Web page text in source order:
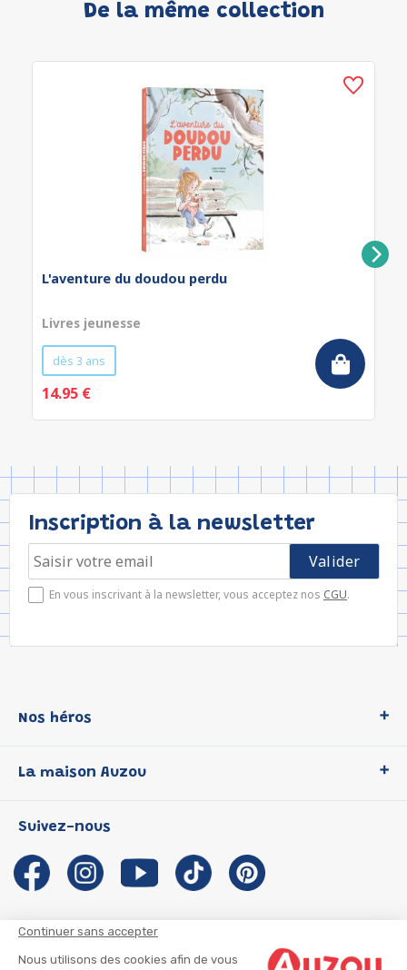
Continuer sans accepter
Nous utilisons des cookies afin de vous
De la même collection
L'aventure du doudou perdu
Livres jeunesse
dès 3 ans
14.95 €
Inscription à la newsletter
En vous inscrivant à la newsletter, vous acceptez nos CGU.
Nos héros
P'tit Loup
Les Influenceuses
Migali
Petite Taupe
La maison Auzou
Notre histoire
Auzou s'engage
Auteurs et illustrateurs Auzou
Suivez-nous